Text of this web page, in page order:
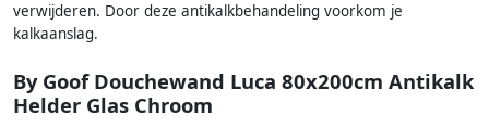
verwijderen. Door deze antikalkbehandeling voorkom je
kalkaanslag.
By Goof Douchewand Luca 80x200cm Antikalk
Helder Glas Chroom